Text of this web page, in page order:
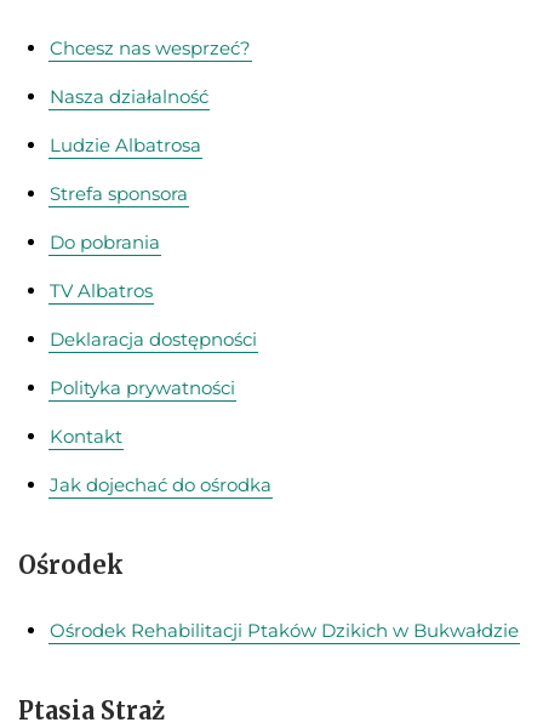
Chcesz nas wesprzeć?
Nasza działalność
Ludzie Albatrosa
Strefa sponsora
Do pobrania
TV Albatros
Deklaracja dostępności
Polityka prywatności
Kontakt
Jak dojechać do ośrodka
Ośrodek
Ośrodek Rehabilitacji Ptaków Dzikich w Bukwałdzie
Ptasia Straż